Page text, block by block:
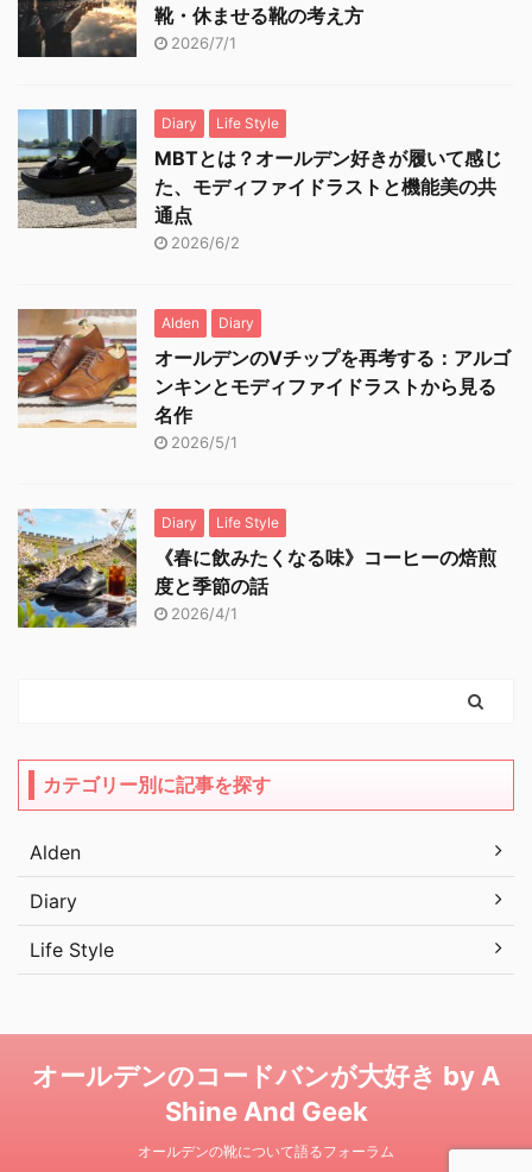
靴・休ませる靴の考え方
2026/7/1
Diary Life Style
MBTとは？オールデン好きが履いて感じ
た、モディファイドラストと機能美の共
通点
2026/6/2
Alden Diary
オールデンのVチップを再考する：アルゴ
ンキンとモディファイドラストから見る
名作
2026/5/1
Diary Life Style
《春に飲みたくなる味》コーヒーの焙煎
度と季節の話
2026/4/1
カテゴリー別に記事を探す
Alden
Diary
Life Style
オールデンのコードバンが大好き by A
Shine And Geek
オールデンの靴について語るフォーラム